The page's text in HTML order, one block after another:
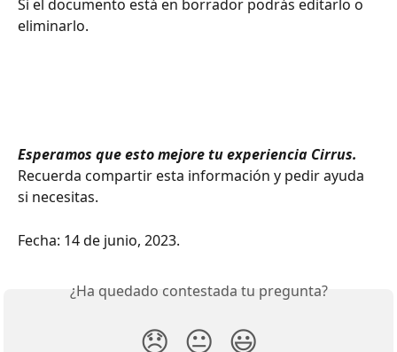
Si el documento está en borrador podrás editarlo o
eliminarlo.
Esperamos que esto mejore tu experiencia Cirrus.
Recuerda compartir esta información y pedir ayuda
si necesitas.
Fecha: 14 de junio, 2023.
¿Ha quedado contestada tu pregunta?
😞 😐 😃